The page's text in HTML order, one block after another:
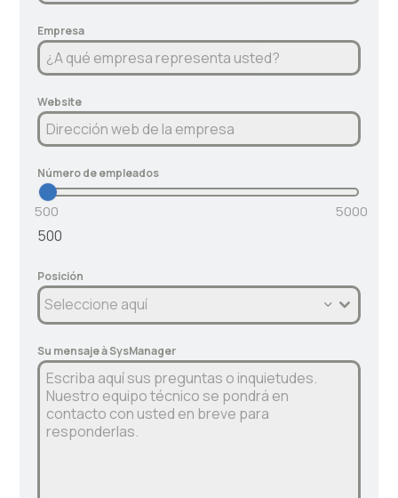
Empresa
Website
Número de empleados
500 5000
500
Posición
Seleccione aquí
Su mensaje à SysManager